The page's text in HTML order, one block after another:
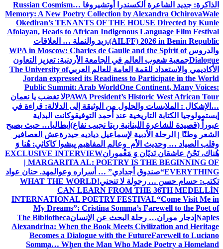
الذاكرة: جديد الشاعرة ألكسندرا أوتشيروفا Russian Cosmism…
Memory: A New Poetry Collection by Alexandra OchirovaWale
Okediran’s TENANTS OF THE HOUSE Directed by Kunle
Afolayan, Heads to African Indigenous Language Film Festival
(AILFF) 2026 in Benin Republic. زيد والنملة … العلاقات
والدروسWPA in Moscow: Charles de Gaulle and the Spirit of
Dialogueجمعية شعوب العالم في الجامعة الأردنية: تعزيز التعاون
الأكاديمي والاستعداد للقمة العامة للعالم العربيThe University of
Jordan expressed its Readiness to Participate in the World
Public Summit: Arab WorldOne Continent, Many Voices:
PAWA President’s Historic West African Tourلا تغضب يا نعمان
…الإشكال : الملابسات والحلول من الوثيقة إلى الدلالة: قراءة في
إبستمولوجيا الكتابة التاريخية عند أحمد التوفيقوكانت البداية
عبوراً (قصيدة للشاعرة اللبنانية ريتا نجيب نفاع) إيطاليا… حيث يصبح
الشعر وطنًا | الرحلة الأدبية لإسماعيل دياديه حيدرةعش العصافير
وقلب الصياد … وحديث الأم وعالم المفاهيم پیشوا کاکائي: هُنا وَ
هُناك، نَحْنُ عاشقان نَديّان وَ مَغْمورانEXCLUSIVE INTERVIEW
| MARGARITA AL: POETRY IS THE BEGINNING OF
EVERYTHING“صندوق أجدادي” … أسراره وعوالمهد. حنان عواد
تكتب: حسام حسن … رجولة لا تنحني!WHAT THE WORLD
CAN LEARN FROM THE 36TH MEDELLÍN
INTERNATIONAL POETRY FESTIVAL“Come Visit Me in
My Dreams”: Cristina Somma’s Farewell to the Poet of
Naples إدجار موران… رحلة البحث عن الإنسانThe Bibliotheca
Alexandrina: When the Book Meets Civilization and Heritage
Becomes a Dialogue with the FutureFarewell to Luciano
Somma… When the Man Who Made Poetry a Homeland